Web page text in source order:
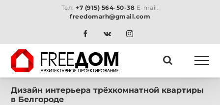
Тел:+7 (915) 564-50-38 E-mail:
freedomarh@gmail.com
FacebookVk Instagram
Дизайн интерьера трёхкомнатной квартиры
в Белгороде